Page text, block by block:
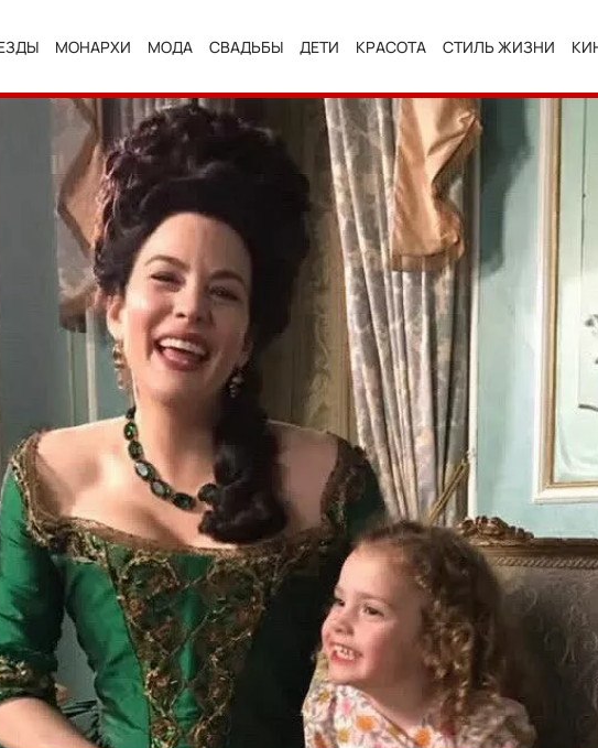
МОНАРХИ МОДА СВАДЬБЫ ДЕТИ КРАСОТА СТИЛЬ ЖИЗНИ